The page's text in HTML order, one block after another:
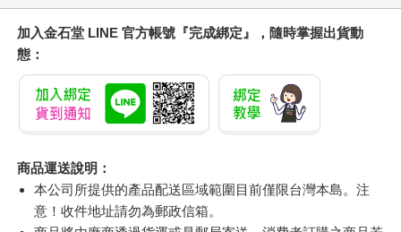
加入金石堂 LINE 官方帳號『完成綁定』，隨時掌握出貨動
態：
商品運送說明：
本公司所提供的產品配送區域範圍目前僅限台灣本島。注
意！收件地址請勿為郵政信箱。